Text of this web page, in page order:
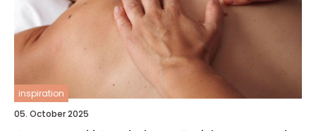
inspiration
05. October 2025